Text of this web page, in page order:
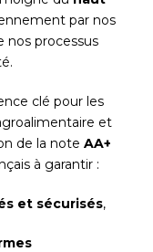
par nos
nos processus
clé pour les
et
de la noteAA+
à garantir :
et sécurisés,